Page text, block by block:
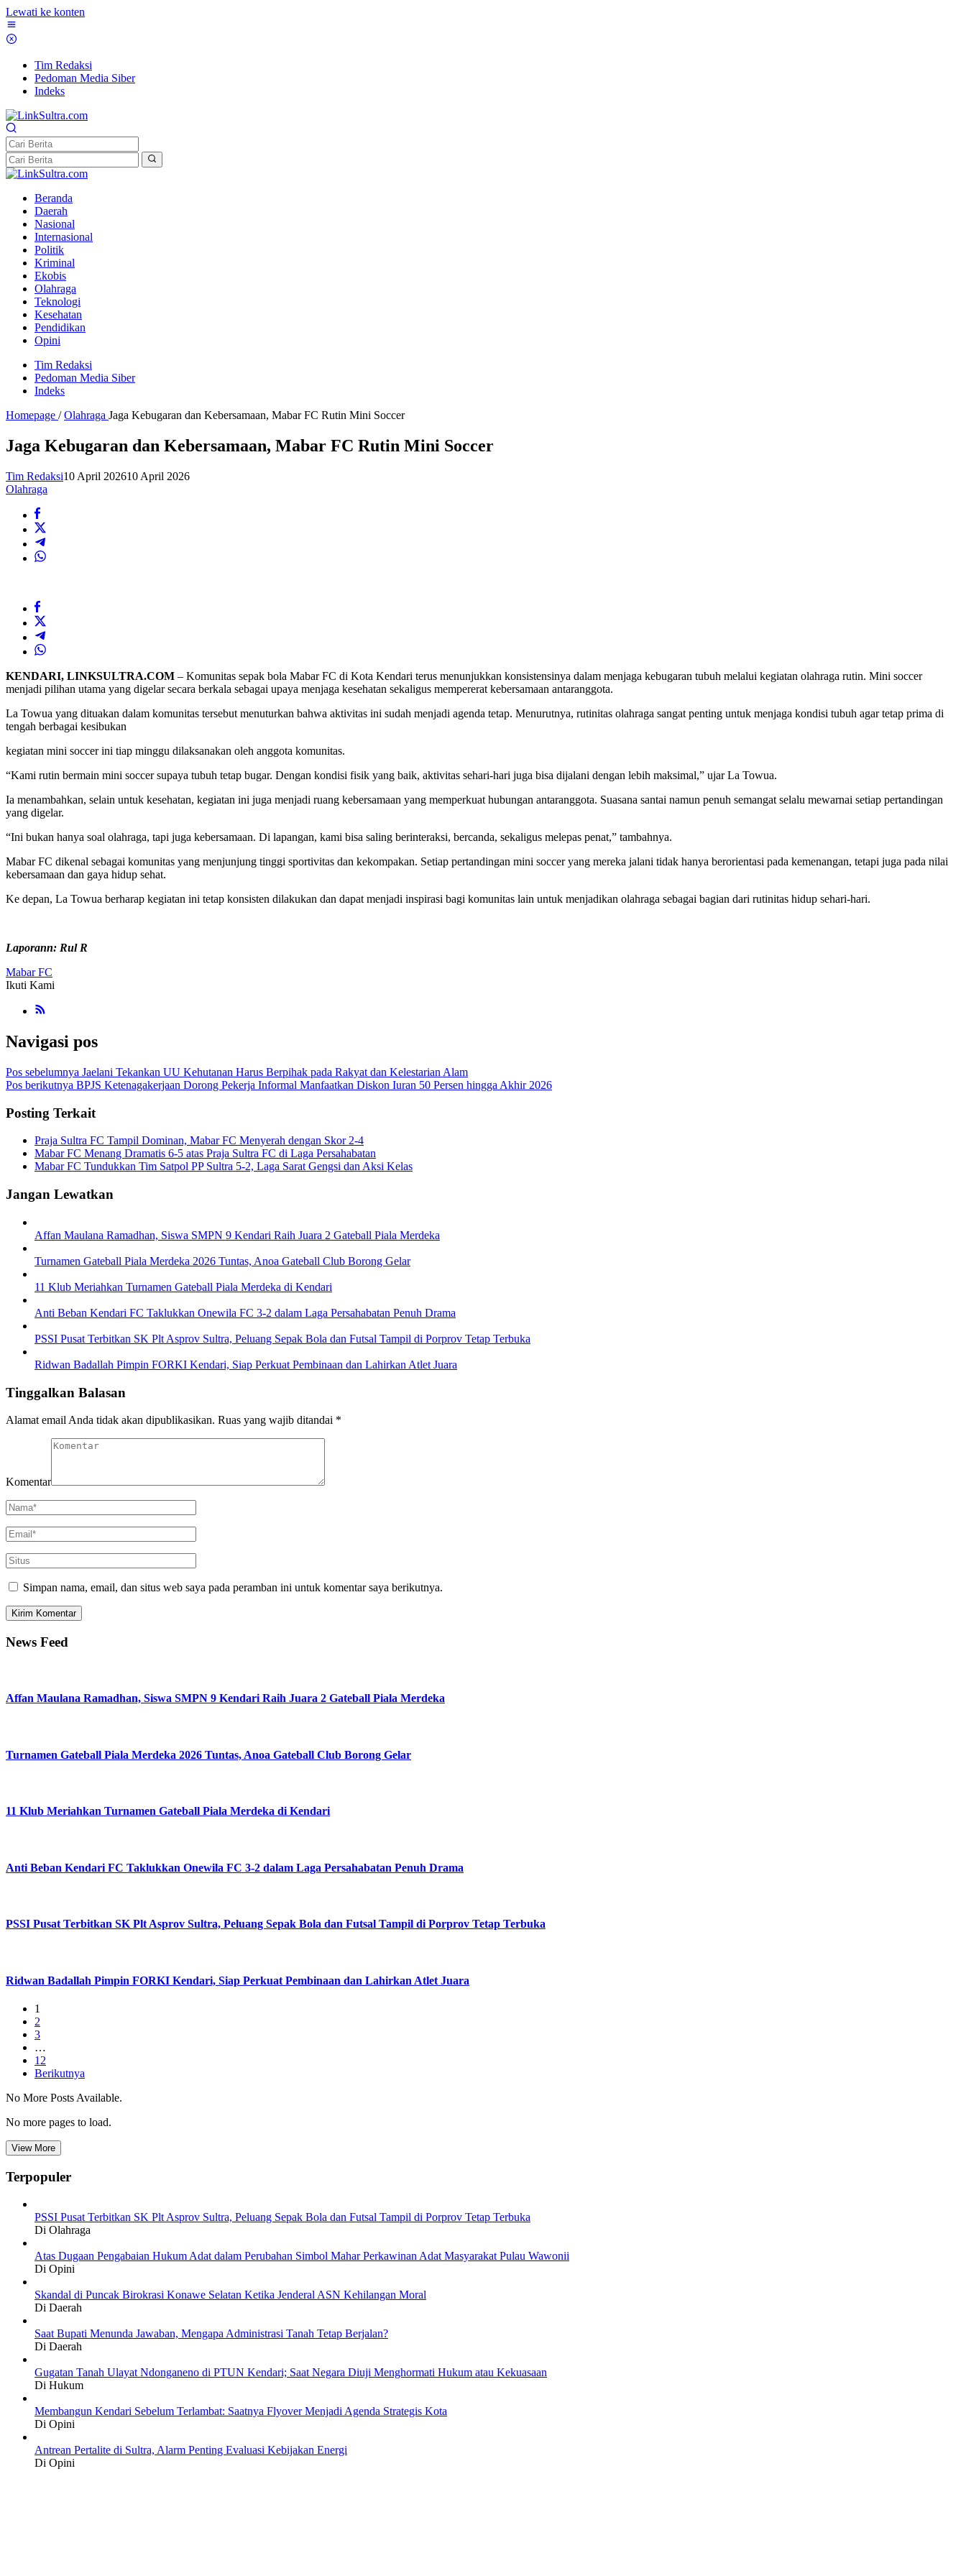
Lewati ke konten
Tim Redaksi
Pedoman Media Siber
Indeks
Beranda
Daerah
Nasional
Internasional
Politik
Kriminal
Ekobis
Olahraga
Teknologi
Kesehatan
Pendidikan
Opini
Tim Redaksi
Pedoman Media Siber
Indeks
Homepage / Olahraga Jaga Kebugaran dan Kebersamaan, Mabar FC Rutin Mini Soccer
Jaga Kebugaran dan Kebersamaan, Mabar FC Rutin Mini Soccer
Tim Redaksi10 April 202610 April 2026
Olahraga
KENDARI, LINKSULTRA.COM – Komunitas sepak bola Mabar FC di Kota Kendari terus menunjukkan konsistensinya dalam menjaga kebugaran tubuh melalui kegiatan olahraga rutin. Mini soccer
menjadi pilihan utama yang digelar secara berkala sebagai upaya menjaga kesehatan sekaligus mempererat kebersamaan antaranggota.
La Towua yang dituakan dalam komunitas tersebut menuturkan bahwa aktivitas ini sudah menjadi agenda tetap. Menurutnya, rutinitas olahraga sangat penting untuk menjaga kondisi tubuh agar tetap prima di
tengah berbagai kesibukan
kegiatan mini soccer ini tiap minggu dilaksanakan oleh anggota komunitas.
“Kami rutin bermain mini soccer supaya tubuh tetap bugar. Dengan kondisi fisik yang baik, aktivitas sehari-hari juga bisa dijalani dengan lebih maksimal,” ujar La Towua.
Ia menambahkan, selain untuk kesehatan, kegiatan ini juga menjadi ruang kebersamaan yang memperkuat hubungan antaranggota. Suasana santai namun penuh semangat selalu mewarnai setiap pertandingan
yang digelar.
“Ini bukan hanya soal olahraga, tapi juga kebersamaan. Di lapangan, kami bisa saling berinteraksi, bercanda, sekaligus melepas penat,” tambahnya.
Mabar FC dikenal sebagai komunitas yang menjunjung tinggi sportivitas dan kekompakan. Setiap pertandingan mini soccer yang mereka jalani tidak hanya berorientasi pada kemenangan, tetapi juga pada nilai
kebersamaan dan gaya hidup sehat.
Ke depan, La Towua berharap kegiatan ini tetap konsisten dilakukan dan dapat menjadi inspirasi bagi komunitas lain untuk menjadikan olahraga sebagai bagian dari rutinitas hidup sehari-hari.
Laporann: Rul R
Mabar FC
Ikuti Kami
Navigasi pos
Pos sebelumnya Jaelani Tekankan UU Kehutanan Harus Berpihak pada Rakyat dan Kelestarian Alam
Pos berikutnya BPJS Ketenagakerjaan Dorong Pekerja Informal Manfaatkan Diskon Iuran 50 Persen hingga Akhir 2026
Posting Terkait
Praja Sultra FC Tampil Dominan, Mabar FC Menyerah dengan Skor 2-4
Mabar FC Menang Dramatis 6-5 atas Praja Sultra FC di Laga Persahabatan
Mabar FC Tundukkan Tim Satpol PP Sultra 5-2, Laga Sarat Gengsi dan Aksi Kelas
Jangan Lewatkan
Affan Maulana Ramadhan, Siswa SMPN 9 Kendari Raih Juara 2 Gateball Piala Merdeka
Turnamen Gateball Piala Merdeka 2026 Tuntas, Anoa Gateball Club Borong Gelar
11 Klub Meriahkan Turnamen Gateball Piala Merdeka di Kendari
Anti Beban Kendari FC Taklukkan Onewila FC 3-2 dalam Laga Persahabatan Penuh Drama
PSSI Pusat Terbitkan SK Plt Asprov Sultra, Peluang Sepak Bola dan Futsal Tampil di Porprov Tetap Terbuka
Ridwan Badallah Pimpin FORKI Kendari, Siap Perkuat Pembinaan dan Lahirkan Atlet Juara
Tinggalkan Balasan
Alamat email Anda tidak akan dipublikasikan. Ruas yang wajib ditandai *
Komentar
Simpan nama, email, dan situs web saya pada peramban ini untuk komentar saya berikutnya.
News Feed
Affan Maulana Ramadhan, Siswa SMPN 9 Kendari Raih Juara 2 Gateball Piala Merdeka
Turnamen Gateball Piala Merdeka 2026 Tuntas, Anoa Gateball Club Borong Gelar
11 Klub Meriahkan Turnamen Gateball Piala Merdeka di Kendari
Anti Beban Kendari FC Taklukkan Onewila FC 3-2 dalam Laga Persahabatan Penuh Drama
PSSI Pusat Terbitkan SK Plt Asprov Sultra, Peluang Sepak Bola dan Futsal Tampil di Porprov Tetap Terbuka
Ridwan Badallah Pimpin FORKI Kendari, Siap Perkuat Pembinaan dan Lahirkan Atlet Juara
1
2
3
…
12
Berikutnya
No More Posts Available.
No more pages to load.
View More
Terpopuler
PSSI Pusat Terbitkan SK Plt Asprov Sultra, Peluang Sepak Bola dan Futsal Tampil di Porprov Tetap Terbuka
Di Olahraga
Atas Dugaan Pengabaian Hukum Adat dalam Perubahan Simbol Mahar Perkawinan Adat Masyarakat Pulau Wawonii
Di Opini
Skandal di Puncak Birokrasi Konawe Selatan Ketika Jenderal ASN Kehilangan Moral
Di Daerah
Saat Bupati Menunda Jawaban, Mengapa Administrasi Tanah Tetap Berjalan?
Di Daerah
Gugatan Tanah Ulayat Ndonganeno di PTUN Kendari; Saat Negara Diuji Menghormati Hukum atau Kekuasaan
Di Hukum
Membangun Kendari Sebelum Terlambat: Saatnya Flyover Menjadi Agenda Strategis Kota
Di Opini
Antrean Pertalite di Sultra, Alarm Penting Evaluasi Kebijakan Energi
Di Opini